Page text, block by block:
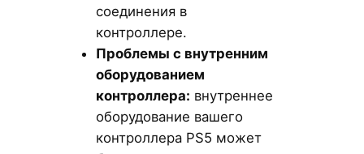
соединения в
контроллере.
Проблемы с внутренним
оборудованием
контроллера: внутреннее
оборудование вашего
контроллера PS5 может